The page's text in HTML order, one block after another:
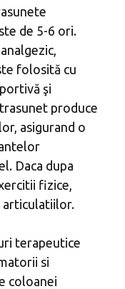
de 5-6 ori.
folosită cu
şi
produce
asigurand o
Daca dupa
fizice,
articulatiilor.
terapeutice
si
coloanei